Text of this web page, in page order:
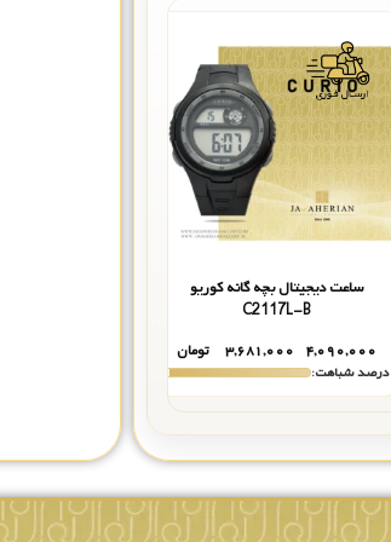
ساعت دیجیتال بچه گانه کوریو
C2117L-B
۴,۰۹۰,۰۰۰ ۳,۶۸۱,۰۰۰
تومان
درصد شباهت: